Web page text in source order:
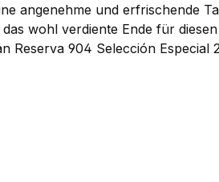
angenehme und erfrischende
wohl verdiente Ende für
904 Selección Especial